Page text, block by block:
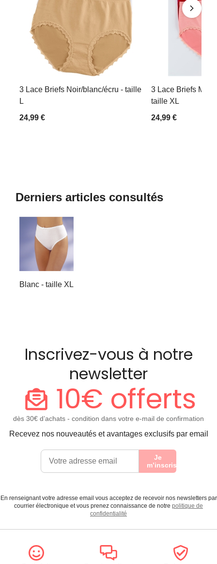
3 Lace Briefs Noir/blanc/écru - taille
L
24,99 €
3 Lace Briefs
taille XL
24,99 €
Derniers articles consultés
Blanc - taille XL
Inscrivez-vous à notre
newsletter
10€ offerts
dès 30€ d’achats - condition dans votre e-mail de confirmation
Recevez nos nouveautés et avantages exclusifs par email
Je
m’inscris
En renseignant votre adresse email vous acceptez de recevoir nos newsletters par
courrier électronique et vous prenez connaissance de notre politique de
confidentialité